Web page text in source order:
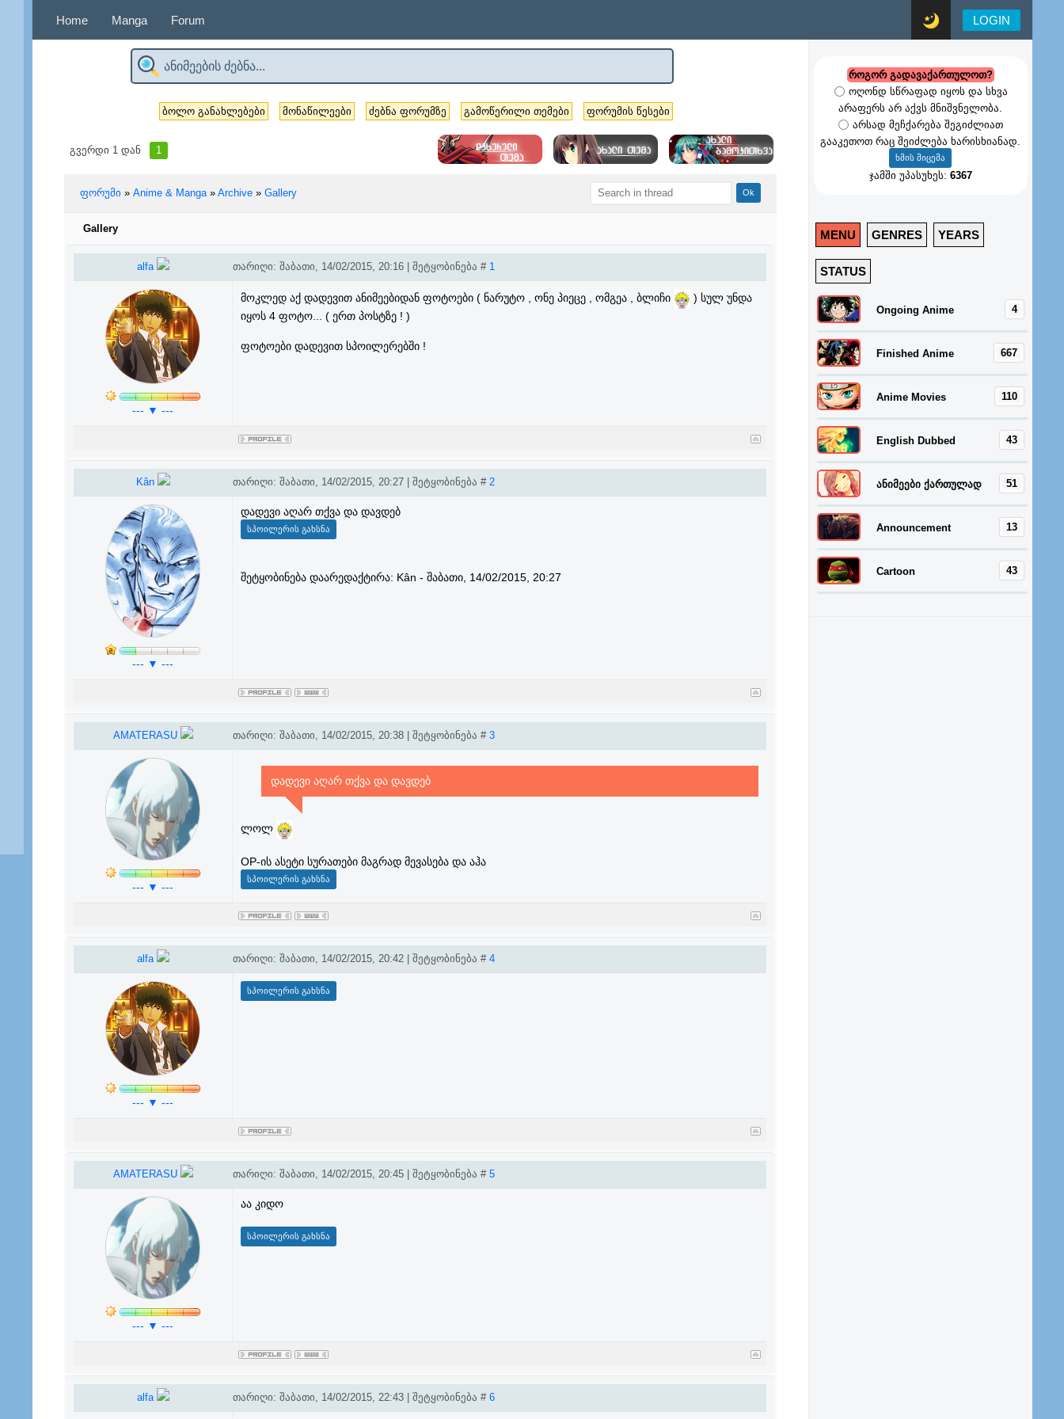
Home Manga Forum LOGIN
ბოლო განახლებები მონაწილეები ძებნა ფორუმზე გამოწერილი თემები ფორუმის წესები
გვერდი 1დან 1
ფორუმი » Anime & Manga » Archive » Gallery
Gallery
alfa თარიღი: შაბათი, 14/02/2015, 20:16 | შეტყობინება # 1
--- ▼ ---
მოკლედ აქ დადევით ანიმეებიდან ფოტოები ( ნარუტო , ონე პიეცე , ომგეა , ბლიჩი
) სულ უნდა
იყოს 4 ფოტო... ( ერთ პოსტზე ! )
ფოტოები დადევით სპოილერებში !
Kân თარიღი: შაბათი, 14/02/2015, 20:27 | შეტყობინება # 2
--- ▼ ---
დადევი აღარ თქვა და დავდებ
შეტყობინება დაარედაქტირა: Kân - შაბათი, 14/02/2015, 20:27
AMATERASU თარიღი: შაბათი, 14/02/2015, 20:38 | შეტყობინება # 3
--- ▼ ---
დადევი აღარ თქვა და დავდებ
ლოლ
OP-ის ასეტი სურათები მაგრად მევასება და აჰა
alfa თარიღი: შაბათი, 14/02/2015, 20:42 | შეტყობინება # 4
--- ▼ ---
AMATERASU თარიღი: შაბათი, 14/02/2015, 20:45 | შეტყობინება # 5
--- ▼ ---
აა კიდო
alfa თარიღი: შაბათი, 14/02/2015, 22:43 | შეტყობინება # 6
როგორ გადავაქართულოთ?
ოღონდ სწრაფად იყოს და სხვა
არაფერს არ აქვს მნიშვნელობა.
არსად მეჩქარება შეგიძლიათ
გააკეთოთ რაც შეიძლება ხარისხიანად.
ჯამში უპასუხეს: 6367
MENU GENRES YEARS
STATUS
4
Ongoing Anime
667
Finished Anime
110
Anime Movies
43
English Dubbed
51
ანიმეები ქართულად
13
Announcement
43
Cartoon